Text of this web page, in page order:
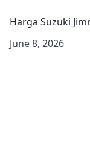
Harga Suzuki
June 8, 2026